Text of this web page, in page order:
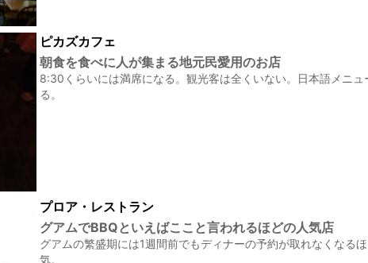
ピカズカフェ
朝食を食べに人が集まる地元民愛用のお店
8:30くらいには満席になる。観光客は全くいない。日本語メニュ
る。
プロア・レストラン
グアムでBBQといえばここと言われるほどの人気店
グアムの繁盛期には1週間前でもディナーの予約が取れなくなるほ
気。